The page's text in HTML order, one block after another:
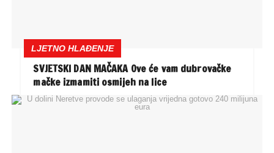
LJETNO HLAĐENJE
SVJETSKI DAN MAČAKA Ove će vam dubrovačke
mačke izmamiti osmijeh na lice